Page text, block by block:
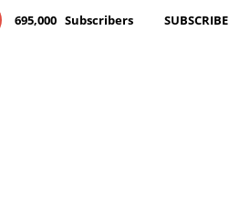
695,000 Subscribers SUBSCRIBE